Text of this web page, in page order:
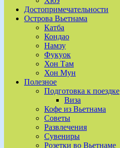
Достопримечательности
Острова Вьетнама
Катба
Кондао
Намзу
Фукуок
Хон Там
Хон Мун
Полезное
Подготовка к поездке
Виза
Кофе из Вьетнама
Советы
Развлечения
Сувениры
Розетки во Вьетнаме